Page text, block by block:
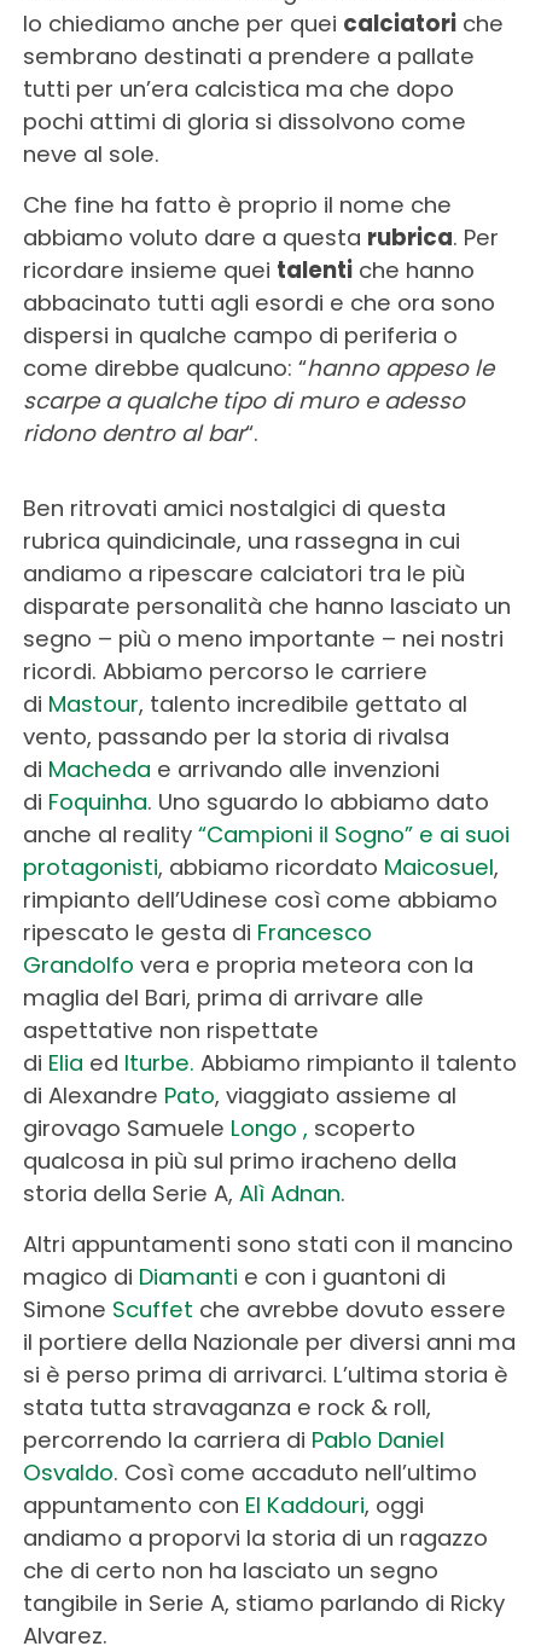
lo chiediamo anche per quei calciatoriche
sembrano destinati a prendere a pallate
tutti per un’era calcistica ma che dopo
pochi attimi di gloria si dissolvono come
neve al sole.
Che fine ha fatto è proprio il nome che
abbiamo voluto dare a questa rubrica. Per
ricordare insieme quei talentiche hanno
abbacinato tutti agli esordi e che ora sono
dispersi in qualche campo di periferia o
come direbbe qualcuno: “hanno appeso le
scarpe a qualche tipo di muro e adesso
ridono dentro al bar“.
Ben ritrovati amici nostalgici di questa
rubrica quindicinale, una rassegna in cui
andiamo a ripescare calciatori tra le più
disparate personalità che hanno lasciato un
segno – più o meno importante – nei nostri
ricordi. Abbiamo percorso le carriere
di Mastour, talento incredibile gettato al
vento, passando per la storia di rivalsa
di Macheda e arrivando alle invenzioni
di Foquinha. Uno sguardo lo abbiamo dato
anche al reality “Campioni il Sogno” e ai suoi
protagonisti, abbiamo ricordato Maicosuel,
rimpianto dell’Udinese così come abbiamo
ripescato le gesta di Francesco
Grandolfo vera e propria meteora con la
maglia del Bari, prima di arrivare alle
aspettative non rispettate
di Elia ed Iturbe. Abbiamo rimpianto il talento
di Alexandre Pato, viaggiato assieme al
girovago Samuele Longo , scoperto
qualcosa in più sul primo iracheno della
storia della Serie A, Alì Adnan.
Altri appuntamenti sono stati con il mancino
magico di Diamanti e con i guantoni di
Simone Scuffet che avrebbe dovuto essere
il portiere della Nazionale per diversi anni ma
si è perso prima di arrivarci. L’ultima storia è
stata tutta stravaganza e rock & roll,
percorrendo la carriera di Pablo Daniel
Osvaldo. Così come accaduto nell’ultimo
appuntamento con El Kaddouri, oggi
andiamo a proporvi la storia di un ragazzo
che di certo non ha lasciato un segno
tangibile in Serie A, stiamo parlando di Ricky
Alvarez.